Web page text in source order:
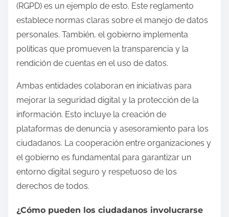
(RGPD) es un ejemplo de esto. Este reglamento
establece normas claras sobre el manejo de datos
personales. También, el gobierno implementa
políticas que promueven la transparencia y la
rendición de cuentas en el uso de datos.
Ambas entidades colaboran en iniciativas para
mejorar la seguridad digital y la protección de la
información. Esto incluye la creación de
plataformas de denuncia y asesoramiento para los
ciudadanos. La cooperación entre organizaciones y
el gobierno es fundamental para garantizar un
entorno digital seguro y respetuoso de los
derechos de todos.
¿Cómo pueden los ciudadanos involucrarse